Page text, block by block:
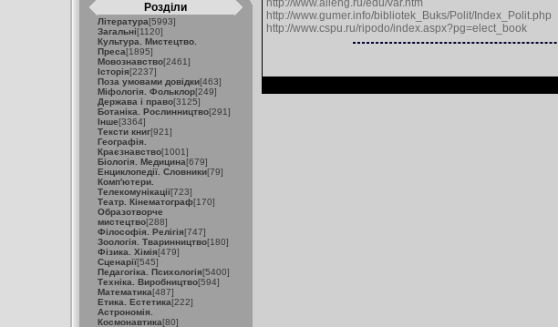
Розділи
Література[5993]
Загальні[1120]
Культура. Мистецтво.
Преса[1895]
Мовознавство[2461]
Історія[2237]
Поза умовами довідки[463]
Міфологія. Фольклор[249]
Держава і право[3125]
Ботаніка. Рослинництво[291]
Інше[3364]
Тексти книг[921]
Географія.
Краєзнавство[1001]
Біологія. Медицина[679]
Енциклопедії. Словники[79]
Комп'ютери.
Телекомунікації[723]
Театр. Кінематограф[170]
Образотворче
мистецтво[288]
Філософія. Релігія[747]
Зоологія. Тваринництво[180]
Фізика. Хімія[479]
Сценарії[545]
Педагогіка. Психологія[5400]
Техніка. Виробництво[594]
Математика[487]
Етика. Естетика[222]
Астрономія.
Космонавтика[80]
http://www.alleng.ru/edu/var.htm
http://www.gumer.info/bibliotek_Buks/Polit/Index_Polit.php
http://www.cspu.ru/ripodo/index.aspx?pg=elect_book